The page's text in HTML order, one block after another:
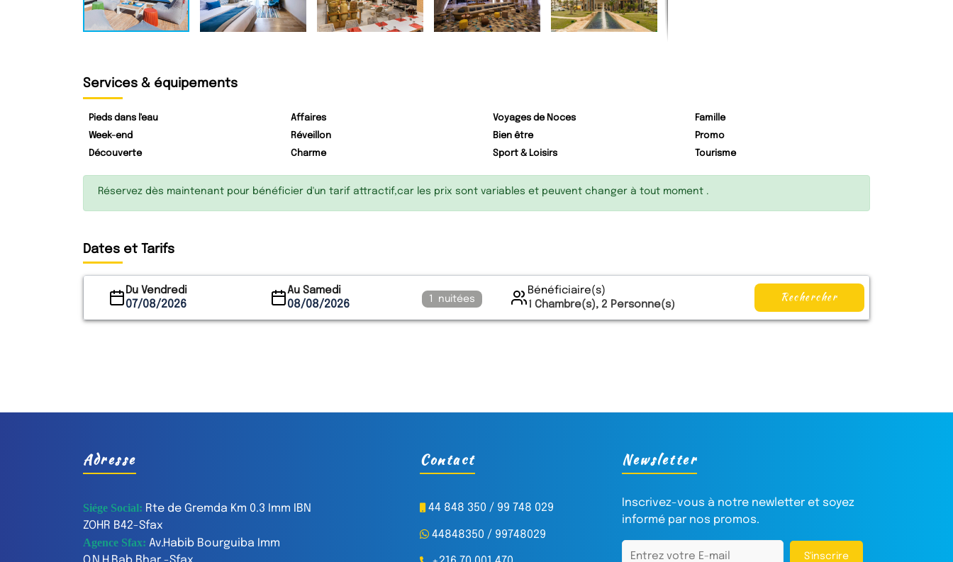
Services & équipements
Pieds dans l'eau Affaires Voyages de Noces
Famille
Week-end
Réveillon Bien être
Promo
Découverte
Charme Sport & Loisirs Tourisme
Réservez dès maintenant pour bénéficier d'un tarif attractif,car les prix sont variables et peuvent changer à tout moment .
Dates et Tarifs
Du Vendredi
07/08/2026
Au Samedi
08/08/2026 1 nuitées
Bénéficiaire(s)
1 Chambre(s), 2 Personne(s)
Rechercher
Adresse
Siége Social: Rte de Gremda Km 0.3 Imm IBN
ZOHR B42-Sfax
Agence Sfax: Av.Habib Bourguiba Imm
Contact
44 848 350 / 99 748 029
44848350 / 99748029
Newsletter
Inscrivez-vous à notre newletter et soyez
informé par nos promos.
S'inscrire